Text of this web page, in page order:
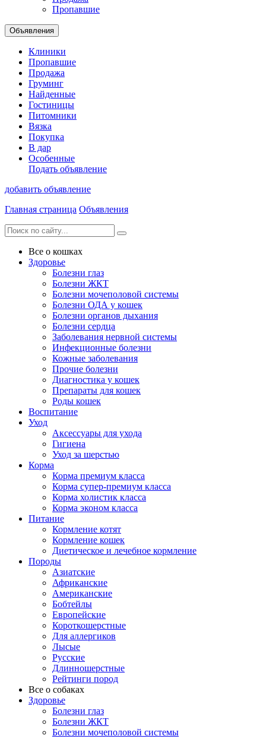
Пропавшие
Объявления
Клиники
Пропавшие
Продажа
Груминг
Найденные
Гостиницы
Питомники
Вязка
Покупка
В дар
Особенные
Подать объявление
добавить объявление
Главная страница Объявления
Все о кошках
Здоровье
Болезни глаз
Болезни ЖКТ
Болезни мочеполовой системы
Болезни ОДА у кошек
Болезни органов дыхания
Болезни сердца
Заболевания нервной системы
Инфекционные болезни
Кожные заболевания
Прочие болезни
Диагностика у кошек
Препараты для кошек
Роды кошек
Воспитание
Уход
Аксессуары для ухода
Гигиена
Уход за шерстью
Корма
Корма премиум класса
Корма супер-премиум класса
Корма холистик класса
Корма эконом класса
Питание
Кормление котят
Кормление кошек
Диетическое и лечебное кормление
Породы
Азиатские
Африканские
Американские
Бобтейлы
Европейские
Короткошерстные
Для аллергиков
Лысые
Русские
Длинношерстные
Рейтинги пород
Все о собаках
Здоровье
Болезни глаз
Болезни ЖКТ
Болезни мочеполовой системы